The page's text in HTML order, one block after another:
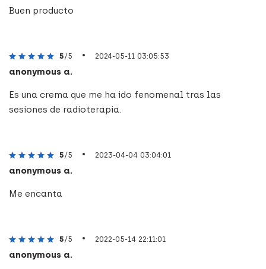
Buen producto
5/5 • 2024-05-11 03:05:53
anonymous a.
Es una crema que me ha ido fenomenal tras las
sesiones de radioterapia.
5/5 • 2023-04-04 03:04:01
anonymous a.
Me encanta
5/5 • 2022-05-14 22:11:01
anonymous a.